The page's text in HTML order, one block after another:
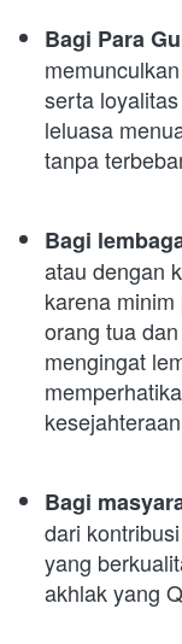
Bagi Para
serta
leluasa
tanpa
Bagi
atau dengan
karena
orang tua
mengingat
Bagi
dari
yang
akhlak yang